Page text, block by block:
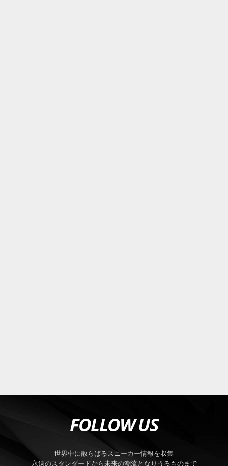
FOLLOW US
世界中に散らばるスニーカー情報を収集
永遠のスタンダードから未来の潮流となりうるものまで